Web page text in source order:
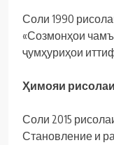
Соли 1990
«Созмонҳои
ҷумҳуриҳои
Ҳимояи
Соли 2015
Становление и